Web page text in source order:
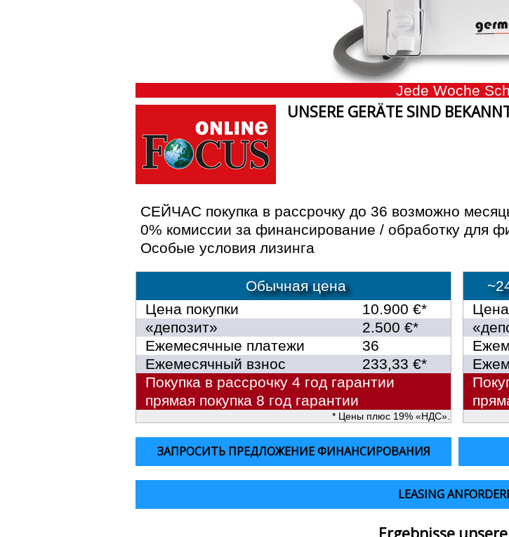
Jede Woche
UNSERE GERÄTE SIND
СЕЙЧАС покупка в рассрочку до 36 возможно
0% комиссии за финансирование / обработку для
Особые условия лизинга
Обычная цена
Цена покупки
10.900 €*
«депозит»
2.500 €*
Ежемесячные платежи
36
Ежемесячный взнос
233,33 €*
Покупка в рассрочку 4 год гарантии
прямая покупка 8 год гарантии
* Цены плюс 19% «НДС».
Цена
ЗАПРОСИТЬ ПРЕДЛОЖЕНИЕ ФИНАНСИРОВАНИЯ
LEASING